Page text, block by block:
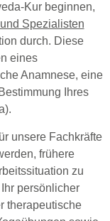
Kur beginnen,
Spezialisten
durch. Diese
eines
Anamnese, eine
Ihres
unsere Fachkräfte
frühere
zu
persönlicher
therapeutische